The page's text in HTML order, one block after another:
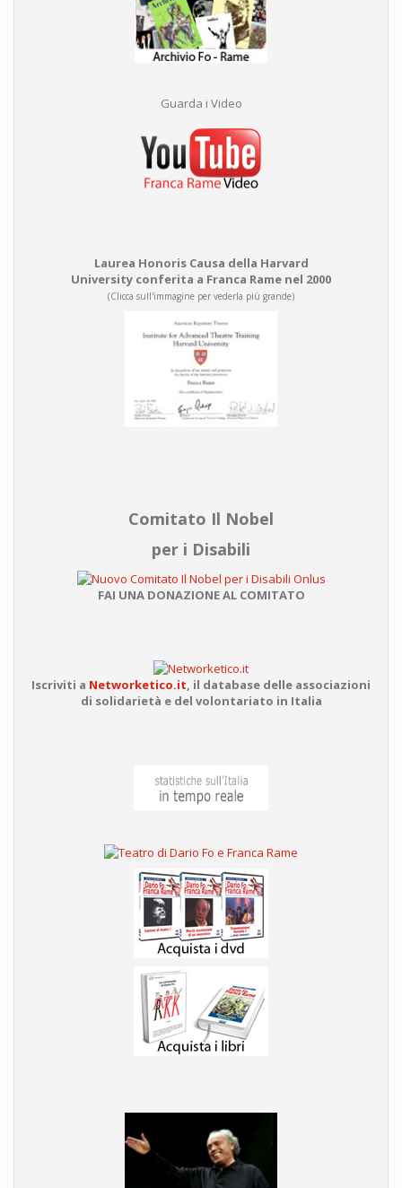
Guarda i Video
Laurea Honoris Causa della Harvard
University conferita a Franca Rame nel 2000
(Clicca sull'immagine per vederla più grande)
Comitato Il Nobel
per i Disabili
FAI UNA DONAZIONE AL COMITATO
Iscriviti a Networketico.it, il database delle associazioni
di solidarietà e del volontariato in Italia